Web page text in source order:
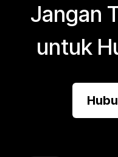
Jangan
untuk